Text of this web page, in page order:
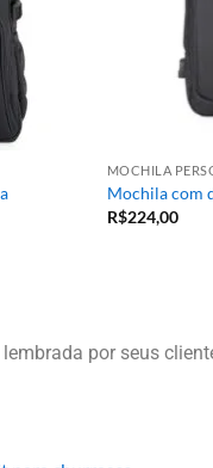
MOCHILA
Mochila com
R$224,00
por seus